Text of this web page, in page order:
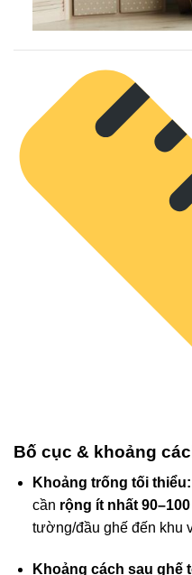
Bố cục & khoảng
Khoảng trống tối thiểu:
cần rộng ít nhất
tường/đầu ghế đến khu
Khoảng cách sau ghế